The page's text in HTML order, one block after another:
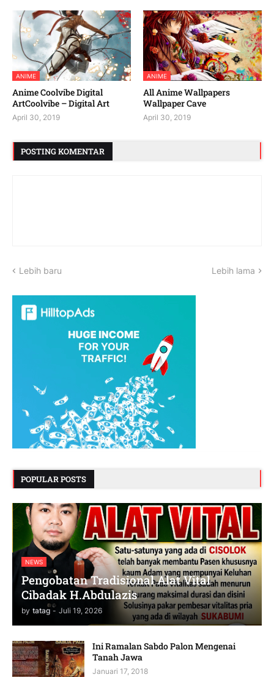
ANIME
Anime Coolvibe Digital
ArtCoolvibe – Digital Art
April 30, 2019
ANIME
All Anime Wallpapers
Wallpaper Cave
April 30, 2019
POSTING KOMENTAR
Lebih baru Lebih lama
POPULAR POSTS
NEWS
Pengobatan Tradisional Alat Vital
Cibadak H.Abdulazis
by tatag - Juli 19, 2026
Ini Ramalan Sabdo Palon Mengenai
Tanah Jawa
Januari 17, 2018